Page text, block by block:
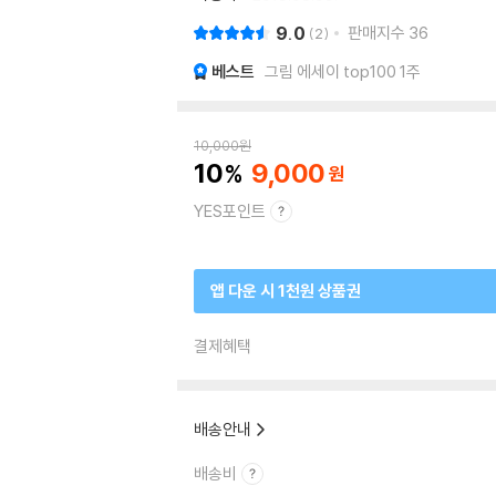
9.0 2 판매지수 36
베스트 그림 에세이 top100 1주
10,000원
10 9,000
YES포인트
앱 다운 시 1천원 상품권
결제혜택
배송안내
배송비